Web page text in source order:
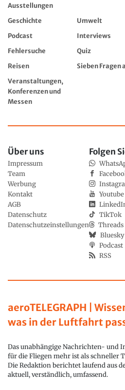
Ausstellungen
Geschichte Umwelt
Podcast
Interviews
Fehlersuche
Quiz
Reisen
Sieben Fragen
Veranstaltungen,
Konferenzen und
Messen
aeroTELEGRAPH |
was in der Luftfahrt
Das unabhängige Nachrichten- und
für die Fliegen mehr ist als schneller
Die Redaktion berichtet laufend aus
aktuell, verständlich, umfassend.
Über uns
Impressum
Team
Werbung
Kontakt
AGB
Datenschutz
Datenschutzeinstellungen
Folgen
Youtube
TikTok
Threads
Bluesky
Podcast
RSS